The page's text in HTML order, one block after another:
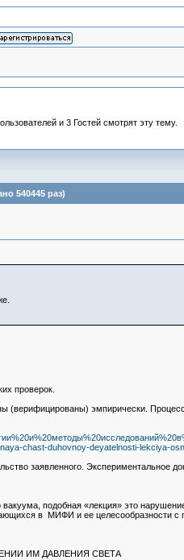
и 3 Гостей смотрят эту тему.
540445 раз)
проверок.
(верифицированы) эмпирически.
chast-duhovnoy-deyatelnosti-lekciya-
заявленного. Экспериментальное
подобная «лекция» это
в МИФИ и ее целесообразности с
ИМ ДАВЛЕНИЯ СВЕТА